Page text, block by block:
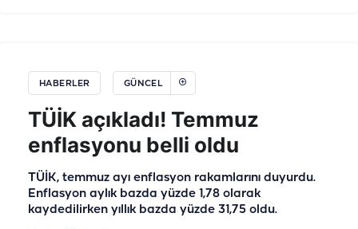
HABERLER GÜNCEL
TÜİK açıkladı! Temmuz
enflasyonu belli oldu
TÜİK, temmuz ayı enflasyon rakamlarını duyurdu.
Enflasyon aylık bazda yüzde 1,78 olarak
kaydedilirken yıllık bazda yüzde 31,75 oldu.